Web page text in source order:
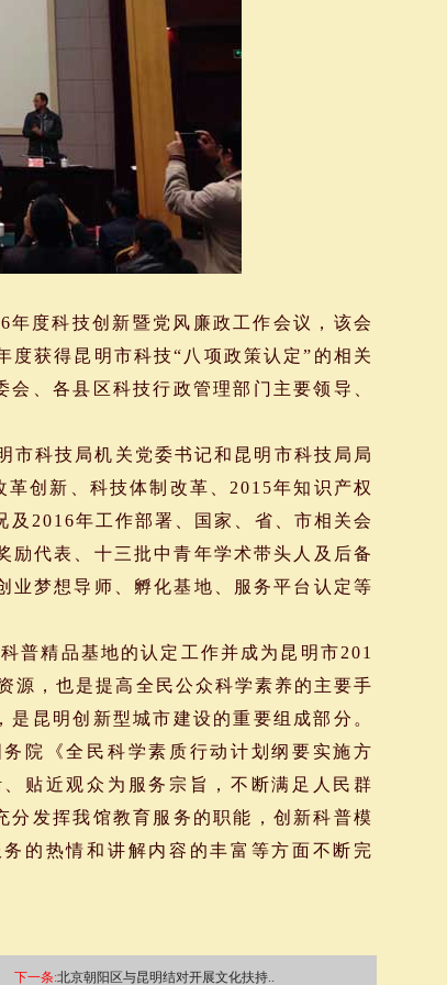
度科技创新暨党风廉政工作会议，该会
获得昆明市科技“八项政策认定”的相关
、各县区科技行政管理部门主要领导、
科技局机关党委书记和昆明市科技局局
创新、科技体制改革、2015年知识产权
2016年工作部署、国家、省、市相关会
励代表、十三批中青年学术带头人及后备
业梦想导师、孵化基地、服务平台认定等
精品基地的认定工作并成为昆明市201
源，也是提高全民公众科学素养的主要手
昆明创新型城市建设的重要组成部分。
院《全民科学素质行动计划纲要实施方
贴近观众为服务宗旨，不断满足人民群
发挥我馆教育服务的职能，创新科普模
的热情和讲解内容的丰富等方面不断完
下一条:北京朝阳区与昆明结对开展文化扶持..